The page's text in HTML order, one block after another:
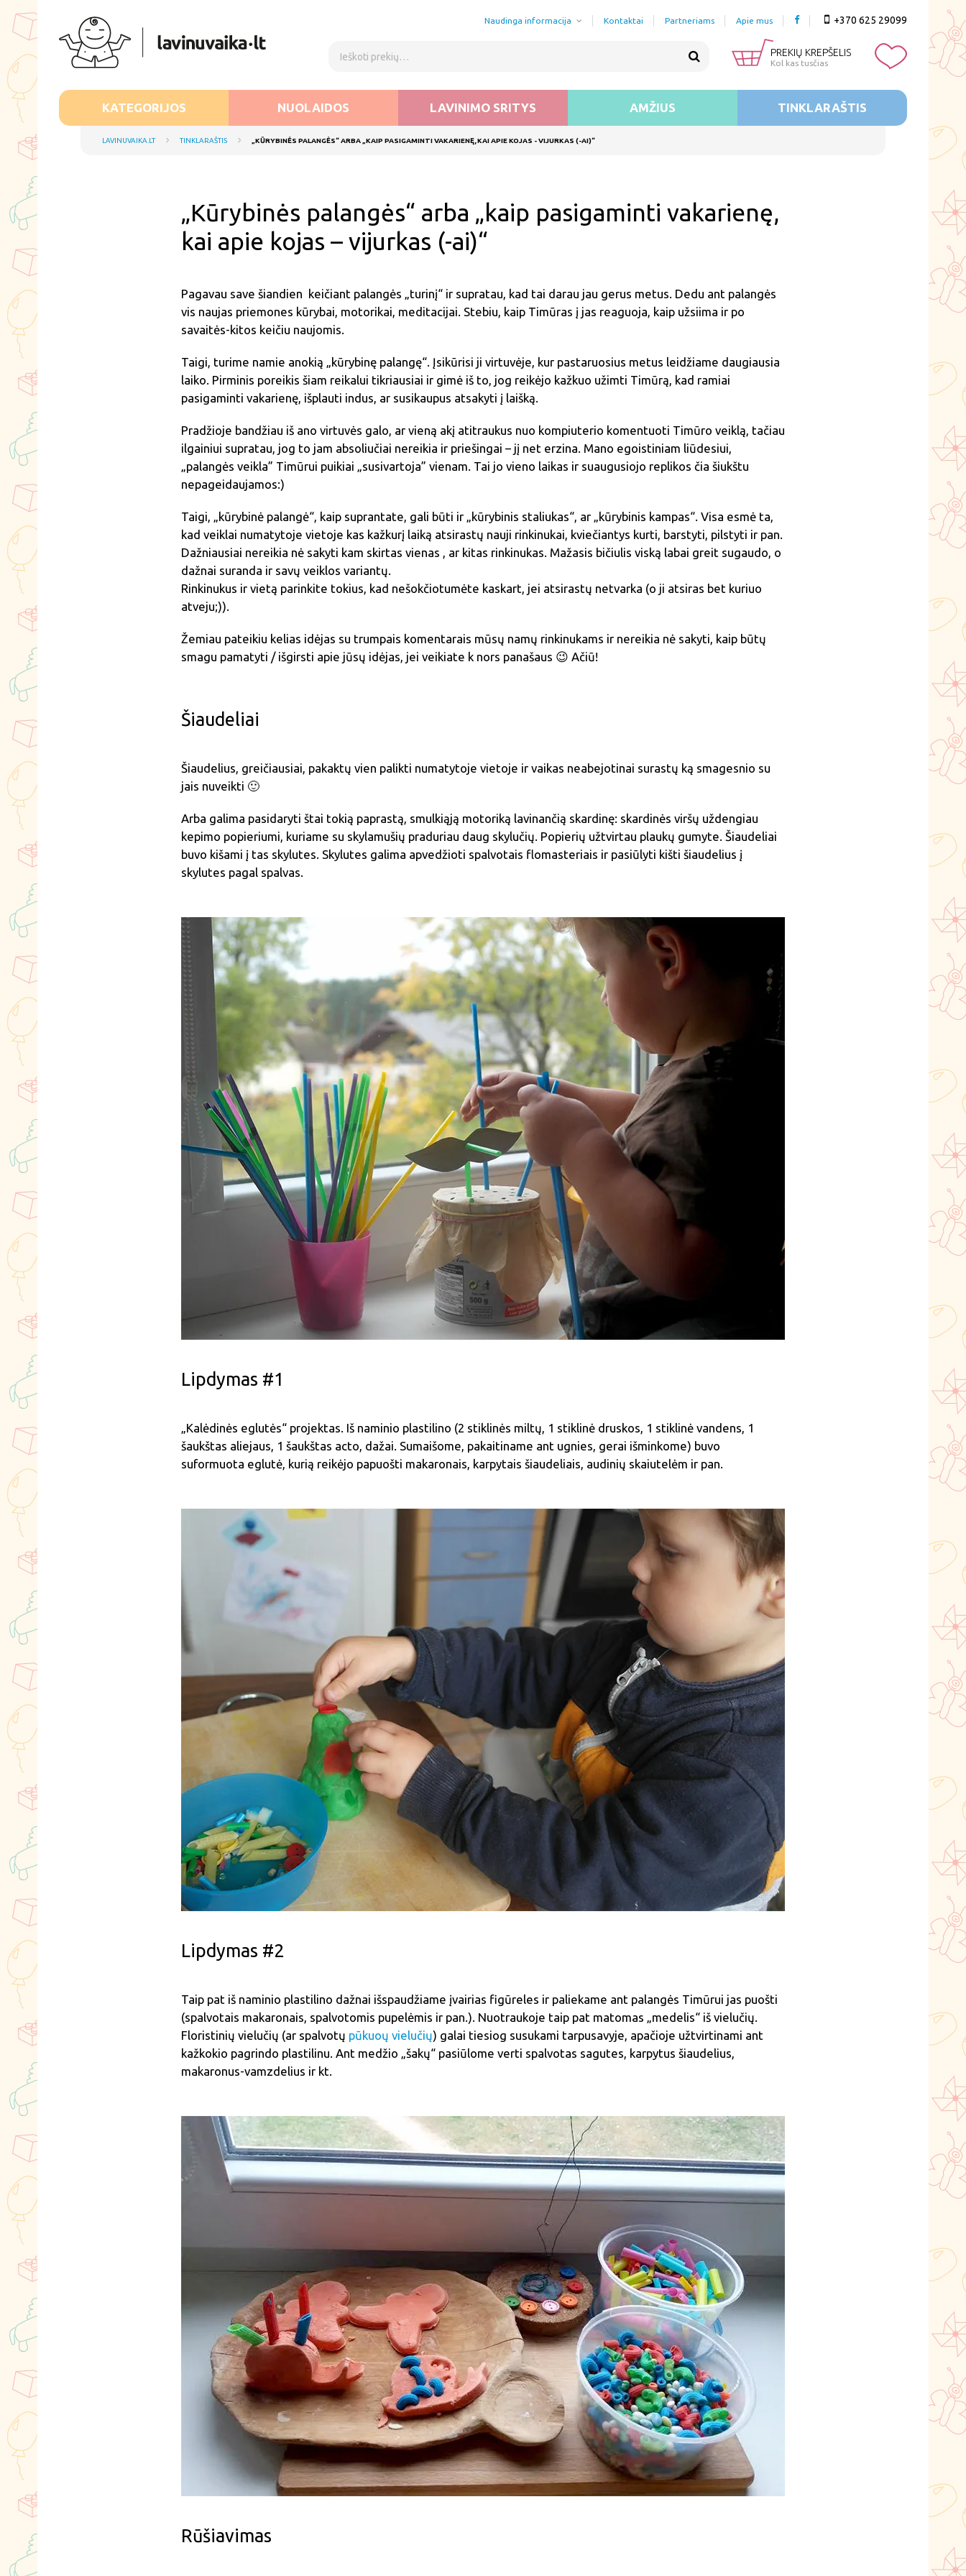
+370 625 29099
Naudinga informacija Kontaktai Partneriams Apie mus
PREKIŲ KREPŠELIS
Kol kas tusčias
KATEGORIJOS NUOLAIDOS LAVINIMO SRITYS AMŽIUS TINKLARAŠTIS
LAVINUVAIKA.LT TINKLARAŠTIS „KŪRYBINĖS PALANGĖS“ ARBA „KAIP PASIGAMINTI VAKARIENĘ, KAI APIE KOJAS - VIJURKAS (-AI)“
„Kūrybinės palangės“ arba „kaip pasigaminti vakarienę,
kai apie kojas – vijurkas (-ai)“
Pagavau save šiandien keičiant palangės „turinį“ ir supratau, kad tai darau jau gerus metus. Dedu ant palangės
vis naujas priemones kūrybai, motorikai, meditacijai. Stebiu, kaip Timūras į jas reaguoja, kaip užsiima ir po
savaitės-kitos keičiu naujomis.
Taigi, turime namie anokią „kūrybinę palangę“. Įsikūrisi ji virtuvėje, kur pastaruosius metus leidžiame daugiausia
laiko. Pirminis poreikis šiam reikalui tikriausiai ir gimė iš to, jog reikėjo kažkuo užimti Timūrą, kad ramiai
pasigaminti vakarienę, išplauti indus, ar susikaupus atsakyti į laišką.
Pradžioje bandžiau iš ano virtuvės galo, ar vieną akį atitraukus nuo kompiuterio komentuoti Timūro veiklą, tačiau
ilgainiui supratau, jog to jam absoliučiai nereikia ir priešingai – jį net erzina. Mano egoistiniam liūdesiui,
„palangės veikla” Timūrui puikiai „susivartoja” vienam. Tai jo vieno laikas ir suaugusiojo replikos čia šiukštu
nepageidaujamos:)
Taigi, „kūrybinė palangė“, kaip suprantate, gali būti ir „kūrybinis staliukas“, ar „kūrybinis kampas“. Visa esmė ta,
kad veiklai numatytoje vietoje kas kažkurį laiką atsirastų nauji rinkinukai, kviečiantys kurti, barstyti, pilstyti ir pan.
Dažniausiai nereikia nė sakyti kam skirtas vienas , ar kitas rinkinukas. Mažasis bičiulis viską labai greit sugaudo, o
dažnai suranda ir savų veiklos variantų.
Rinkinukus ir vietą parinkite tokius, kad nešokčiotumėte kaskart, jei atsirastų netvarka (o ji atsiras bet kuriuo
atveju;)).
Žemiau pateikiu kelias idėjas su trumpais komentarais mūsų namų rinkinukams ir nereikia nė sakyti, kaip būtų
smagu pamatyti / išgirsti apie jūsų idėjas, jei veikiate k nors panašaus 😉 Ačiū!
Šiaudeliai
Šiaudelius, greičiausiai, pakaktų vien palikti numatytoje vietoje ir vaikas neabejotinai surastų ką smagesnio su
jais nuveikti 🙂
Arba galima pasidaryti štai tokią paprastą, smulkiąją motoriką lavinančią skardinę: skardinės viršų uždengiau
kepimo popieriumi, kuriame su skylamušių praduriau daug skylučių. Popierių užtvirtau plaukų gumyte. Šiaudeliai
buvo kišami į tas skylutes. Skylutes galima apvedžioti spalvotais flomasteriais ir pasiūlyti kišti šiaudelius į
skylutes pagal spalvas.
Lipdymas #1
„Kalėdinės eglutės“ projektas. Iš naminio plastilino (2 stiklinės miltų, 1 stiklinė druskos, 1 stiklinė vandens, 1
šaukštas aliejaus, 1 šaukštas acto, dažai. Sumaišome, pakaitiname ant ugnies, gerai išminkome) buvo
suformuota eglutė, kurią reikėjo papuošti makaronais, karpytais šiaudeliais, audinių skaiutelėm ir pan.
Lipdymas #2
Taip pat iš naminio plastilino dažnai išspaudžiame įvairias figūreles ir paliekame ant palangės Timūrui jas puošti
(spalvotais makaronais, spalvotomis pupelėmis ir pan.). Nuotraukoje taip pat matomas „medelis“ iš vielučių.
Floristinių vielučių (ar spalvotų pūkuoų vielučių) galai tiesiog susukami tarpusavyje, apačioje užtvirtinami ant
kažkokio pagrindo plastilinu. Ant medžio „šakų“ pasiūlome verti spalvotas sagutes, karpytus šiaudelius,
makaronus-vamzdelius ir kt.
Rūšiavimas